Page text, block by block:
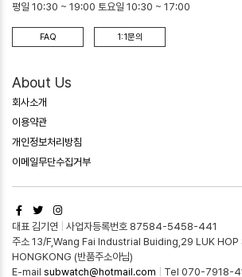
평일 10:30 ~ 19:00 토요일 10:30 ~ 17:00
FAQ 1:1문의
About Us
회사소개
이용약관
개인정보처리방침
이메일무단수집거부
대표 김기연
사업자등록번호 87584-5458-441
주소 13/F,Wang Fai Industrial Buiding,29 LUK HOP
HONGKONG (반품주소아님)
E-mail subwatch@hotmail.com Tel 070-7918-